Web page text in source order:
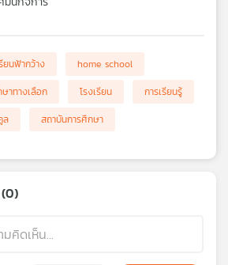
ยนฟ้ากว้าง
home school
าทางเลือก โรงเรียน
การเรียนรู้
ล สถาบันการศึกษา
0)